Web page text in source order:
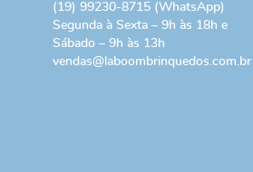
(19) 99230-8715 (WhatsApp)
Segunda à Sexta – 9h às 18h e
Sábado – 9h às 13h
vendas@laboombrinquedos.com.br